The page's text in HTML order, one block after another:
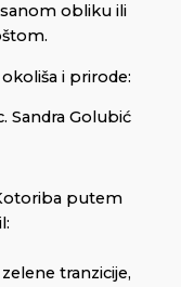
obliku ili
i prirode:
Sandra Golubić
putem
tranzicije,